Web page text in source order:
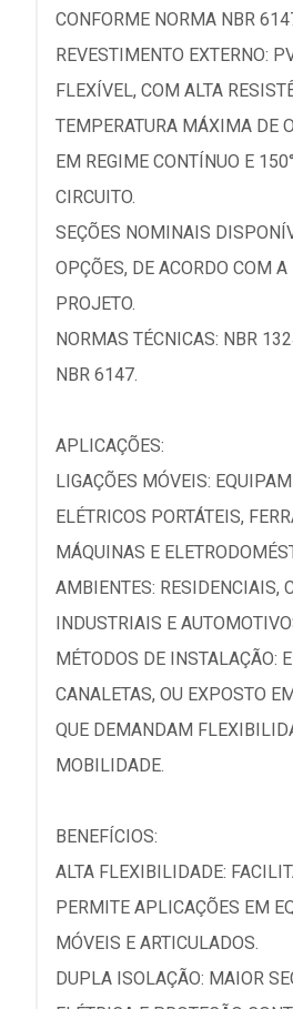
CONFORME NORMA NBR
REVESTIMENTO EXTERNO:
FLEXÍVEL, COM ALTA
TEMPERATURA MÁXIMA DE
EM REGIME CONTÍNUO E
CIRCUITO.
SEÇÕES NOMINAIS
OPÇÕES, DE ACORDO COM
PROJETO.
NORMAS TÉCNICAS: NBR
NBR 6147.
APLICAÇÕES:
LIGAÇÕES MÓVEIS:
ELÉTRICOS PORTÁTEIS,
MÁQUINAS E
AMBIENTES: RESIDENCIAIS,
INDUSTRIAIS E
MÉTODOS DE INSTALAÇÃO:
CANALETAS, OU EXPOSTO
QUE DEMANDAM
MOBILIDADE.
BENEFÍCIOS:
ALTA FLEXIBILIDADE:
PERMITE APLICAÇÕES EM
MÓVEIS E ARTICULADOS.
DUPLA ISOLAÇÃO: MAIOR